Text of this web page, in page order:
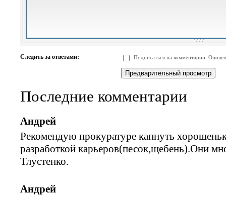
-
-
-
-
-
-
-
Следить за ответами: Подписаться на комментарии.
Последние комментарии
Андрей
Рекомендую прокуратуре капнуть
разработкой карьеров(песок,щебень).Они
Тлустенко.
Андрей